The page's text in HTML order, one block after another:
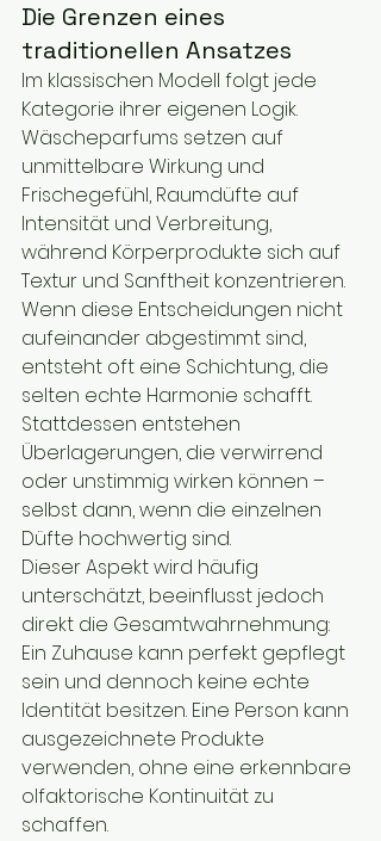
Die Grenzen eines
traditionellen Ansatzes
Im klassischen Modell folgt jede
Kategorie ihrer eigenen Logik.
Wäscheparfums setzen auf
unmittelbare Wirkung und
Frischegefühl, Raumdüfte auf
Intensität und Verbreitung,
während Körperprodukte sich auf
Textur und Sanftheit konzentrieren.
Wenn diese Entscheidungen nicht
aufeinander abgestimmt sind,
entsteht oft eine Schichtung, die
selten echte Harmonie schafft.
Stattdessen entstehen
Überlagerungen, die verwirrend
oder unstimmig wirken können –
selbst dann, wenn die einzelnen
Düfte hochwertig sind.
Dieser Aspekt wird häufig
unterschätzt, beeinflusst jedoch
direkt die Gesamtwahrnehmung:
Ein Zuhause kann perfekt gepflegt
sein und dennoch keine echte
Identität besitzen. Eine Person kann
ausgezeichnete Produkte
verwenden, ohne eine erkennbare
olfaktorische Kontinuität zu
schaffen.